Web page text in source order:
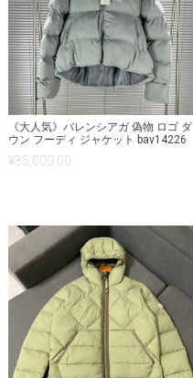
《大人気》バレンシアガ 偽物 ロゴ ダ
ウン フーディ ジャケット bav14226
¥35,000.00